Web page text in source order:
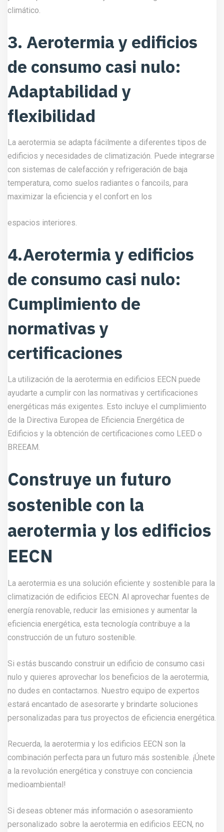
climático.
3. Aerotermia y edificios
de consumo casi nulo:
Adaptabilidad y
flexibilidad
La aerotermia se adapta fácilmente a diferentes tipos de
edificios y necesidades de climatización. Puede integrarse
con sistemas de calefacción y refrigeración de baja
temperatura, como suelos radiantes o fancoils, para
maximizar la eficiencia y el confort en los
espacios interiores.
4.Aerotermia y edificios
de consumo casi nulo:
Cumplimiento de
normativas y
certificaciones
La utilización de la aerotermia en edificios EECN puede
ayudarte a cumplir con las normativas y certificaciones
energéticas más exigentes. Esto incluye el cumplimiento
de la Directiva Europea de Eficiencia Energética de
Edificios y la obtención de certificaciones como LEED o
BREEAM.
Construye un futuro
sostenible con la
aerotermia y los edificios
EECN
La aerotermia es una solución eficiente y sostenible para la
climatización de edificios EECN. Al aprovechar fuentes de
energía renovable, reducir las emisiones y aumentar la
eficiencia energética, esta tecnología contribuye a la
construcción de un futuro sostenible.
Si estás buscando construir un edificio de consumo casi
nulo y quieres aprovechar los beneficios de la aerotermia,
no dudes en contactarnos. Nuestro equipo de expertos
estará encantado de asesorarte y brindarte soluciones
personalizadas para tus proyectos de eficiencia energética.
Recuerda, la aerotermia y los edificios EECN son la
combinación perfecta para un futuro más sostenible. ¡Únete
a la revolución energética y construye con conciencia
medioambiental!
Si deseas obtener más información o asesoramiento
personalizado sobre la aerotermia en edificios EECN, no